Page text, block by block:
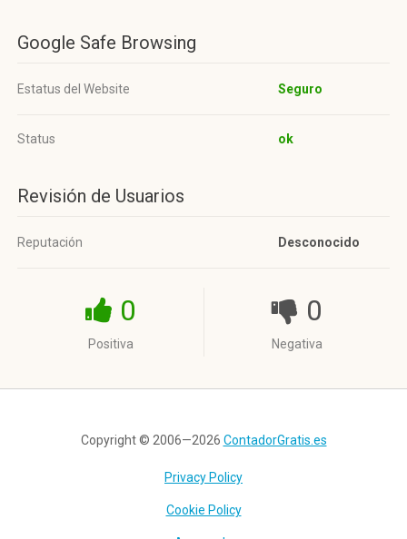
Google Safe Browsing
Estatus del Website Seguro
Status ok
Revisión de Usuarios
Reputación Desconocido
0
Positiva
0
Negativa
Copyright © 2006—2026 ContadorGratis.es
Privacy Policy
Cookie Policy